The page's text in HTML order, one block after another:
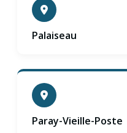
Palaiseau
Paray-Vieille-Poste